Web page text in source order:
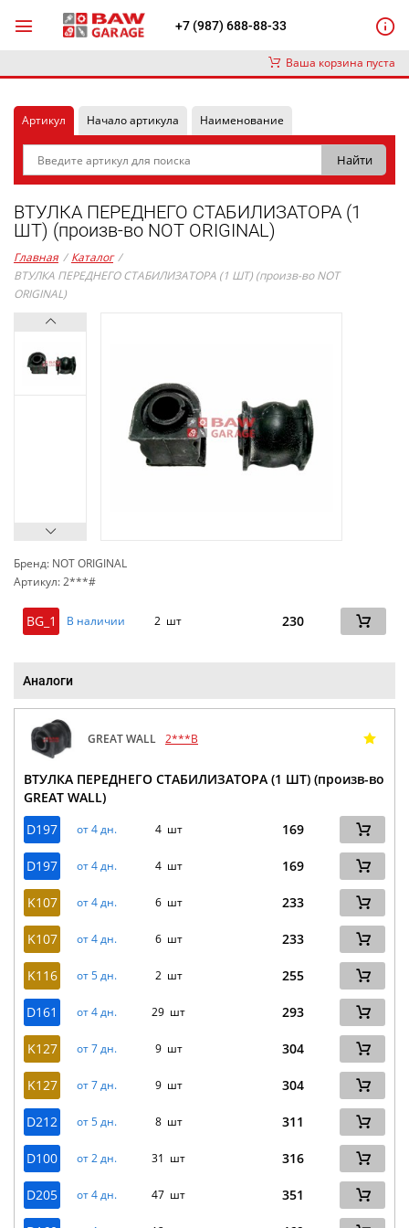
+7 (987) 688-88-33
Ваша корзина пуста
Артикул Начало артикула Наименование
ВТУЛКА ПЕРЕДНЕГО СТАБИЛИЗАТОРА (1
ШТ) (произв-во NOT ORIGINAL)
Главная / Каталог /
ВТУЛКА ПЕРЕДНЕГО СТАБИЛИЗАТОРА (1 ШТ) (произв-во NOT
ORIGINAL)
Бренд: NOT ORIGINAL
Артикул: 2***#
BG_1 В наличии 2 шт 230
Аналоги
GREAT WALL 2***B
ВТУЛКА ПЕРЕДНЕГО СТАБИЛИЗАТОРА (1 ШТ) (произв-во
GREAT WALL)
D197
от 4 дн. 4 шт 169
D197 от 4 дн. 4 шт 169
K107 от 4 дн. 6 шт 233
K107 от 4 дн. 6 шт 233
K116 от 5 дн. 2 шт 255
D161 от 4 дн. 29 шт 293
K127 от 7 дн. 9 шт 304
K127 от 7 дн. 9 шт 304
D212 от 5 дн. 8 шт 311
D100 от 2 дн. 31 шт 316
D205 от 4 дн. 47 шт 351